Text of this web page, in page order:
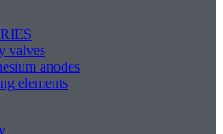
valves
anodes
elements